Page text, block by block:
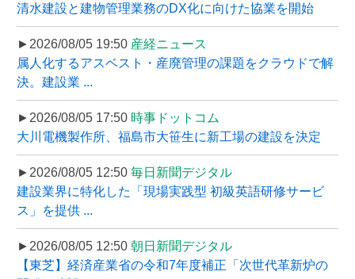
清水建設と建物管理業務のDX化に向けた協業を開始
►2026/08/05 19:50 産経ニュース
属人化するアスベスト・産廃管理の課題をクラウドで解
決。建設業 ...
►2026/08/05 17:50 時事ドットコム
大川電機製作所、福島市大笹生に新工場の建設を決定
►2026/08/05 12:50 毎日新聞デジタル
建設業界に特化した「現場実践型 初級英語研修サービ
ス」を提供 ...
►2026/08/05 12:50 朝日新聞デジタル
【東芝】経済産業省の令和7年度補正「次世代革新炉の